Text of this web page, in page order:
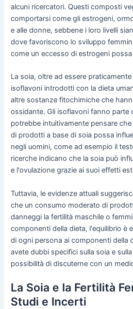
alcuni ricercatori. Questi composti
comportarsi come gli estrogeni,
e alle donne, sebbene i loro livelli
dove favoriscono lo sviluppo
come un eccesso di estrogeni possa
La soia, oltre ad essere
isoflavoni introdotti con la dieta
altre sostanze fitochimiche che
ossidante. Gli isoflavoni fanno parte
potrebbe intuitivamente pensare
di prodotti a base di soia possa
negli uomini, come ad esempio il
ricerche indicano che la soia può
e l'ovulazione grazie ai suoi effetti
Tuttavia, le evidenze attuali
che un consumo moderato di
danneggi la fertilità maschile o
componenti della dieta, l'equilibrio è
di ogni persona ai componenti della
avete dubbi specifici sulla soia e
possibilità di discuterne con un
La Soia e la Fertilità
Studi e Incerti